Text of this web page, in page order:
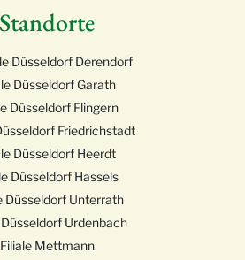
Standorte
Düsseldorf Derendorf
Düsseldorf Garath
Düsseldorf Flingern
Friedrichstadt
Düsseldorf Heerdt
Düsseldorf Hassels
Düsseldorf Unterrath
Düsseldorf Urdenbach
Filiale Mettmann